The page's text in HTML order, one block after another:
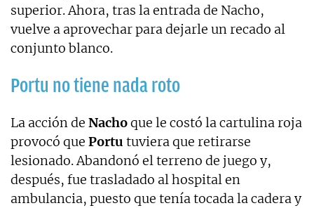
superior. Ahora, tras la entrada de Nacho,
vuelve a aprovechar para dejarle un recado al
conjunto blanco.
Portu no tiene nada roto
La acción de Nachoque le costó la cartulina roja
provocó que Portu tuviera que retirarse
lesionado. Abandonó el terreno de juego y,
después, fue trasladado al hospital en
ambulancia, puesto que tenía tocada la cadera y